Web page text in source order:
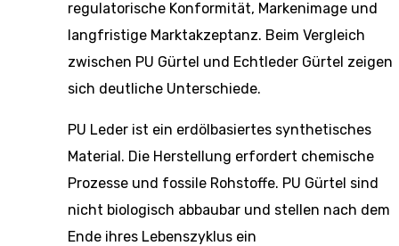
regulatorische Konformität, Markenimage und
langfristige Marktakzeptanz. Beim Vergleich
zwischen PU Gürtel und Echtleder Gürtel zeigen
sich deutliche Unterschiede.
PU Leder ist ein erdölbasiertes synthetisches
Material. Die Herstellung erfordert chemische
Prozesse und fossile Rohstoffe. PU Gürtel sind
nicht biologisch abbaubar und stellen nach dem
Ende ihres Lebenszyklus ein